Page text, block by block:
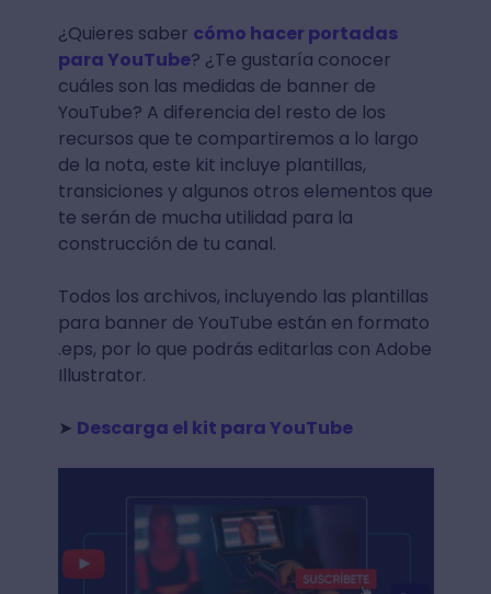
¿Quieres saber cómo hacer portadas
para YouTube? ¿Te gustaría conocer
cuáles son las medidas de banner de
YouTube? A diferencia del resto de los
recursos que te compartiremos a lo largo
de la nota, este kit incluye plantillas,
transiciones y algunos otros elementos que
te serán de mucha utilidad para la
construcción de tu canal.
Todos los archivos, incluyendo las plantillas
para banner de YouTube están en formato
.eps, por lo que podrás editarlas con Adobe
Illustrator.
➤ Descarga el kit para YouTube